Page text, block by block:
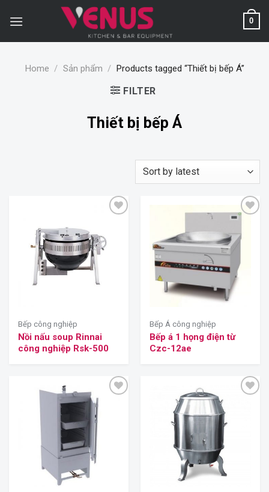
0
Home / Sản phẩm / Products tagged “Thiết bị bếp Á”
FILTER
Thiết bị bếp Á
Bếp công nghiệp
Nồi nấu soup Rinnai
công nghiệp Rsk-500
Bếp Á công nghiệp
Bếp á 1 họng điện từ
Czc-12ae